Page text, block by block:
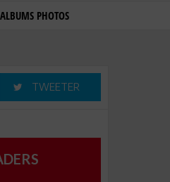
ALBUMS PHOTOS
TWEETER